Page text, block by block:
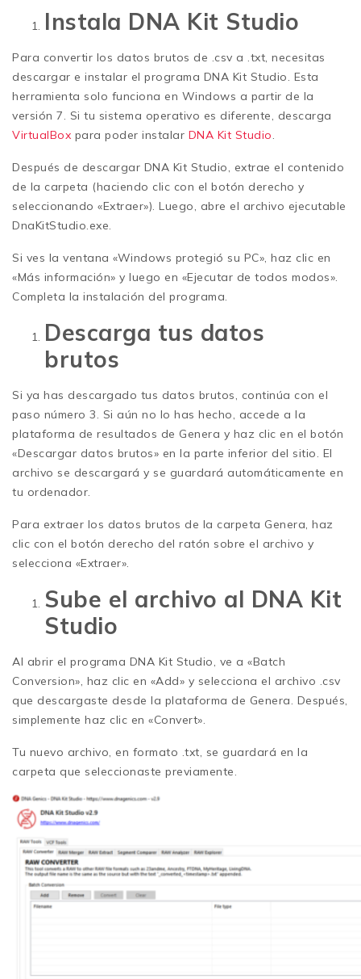
Instala DNA Kit Studio
Para convertir los datos brutos de .csv a .txt, necesitas
descargar e instalar el programa DNA Kit Studio. Esta
herramienta solo funciona en Windows a partir de la
versión 7. Si tu sistema operativo es diferente, descarga
VirtualBox para poder instalar DNA Kit Studio.
Después de descargar DNA Kit Studio, extrae el contenido
de la carpeta (haciendo clic con el botón derecho y
seleccionando «Extraer»). Luego, abre el archivo ejecutable
DnaKitStudio.exe.
Si ves la ventana «Windows protegió su PC», haz clic en
«Más información» y luego en «Ejecutar de todos modos».
Completa la instalación del programa.
Descarga tus datos
brutos
Si ya has descargado tus datos brutos, continúa con el
paso número 3. Si aún no lo has hecho, accede a la
plataforma de resultados de Genera y haz clic en el botón
«Descargar datos brutos» en la parte inferior del sitio. El
archivo se descargará y se guardará automáticamente en
tu ordenador.
Para extraer los datos brutos de la carpeta Genera, haz
clic con el botón derecho del ratón sobre el archivo y
selecciona «Extraer».
Sube el archivo al DNA Kit
Studio
Al abrir el programa DNA Kit Studio, ve a «Batch
Conversion», haz clic en «Add» y selecciona el archivo .csv
que descargaste desde la plataforma de Genera. Después,
simplemente haz clic en «Convert».
Tu nuevo archivo, en formato .txt, se guardará en la
carpeta que seleccionaste previamente.